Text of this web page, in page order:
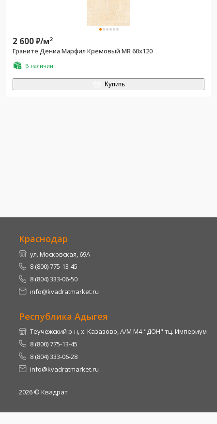
2 600₽/м2
Граните Дениа Марфил Кремовый MR 60x120
В наличии
Купить
Краснодар
ул. Московская, 69А
8 (800) 775-13-45
8 (804) 333-06-50
info@kvadratmarket.ru
Республика Адыгея
Теучежский р-н, х. Казазово, А/М М4-"ДОН" тц. Империум
8 (800) 775-13-45
8 (804) 333-06-28
info@kvadratmarket.ru
2026 © Квадрат